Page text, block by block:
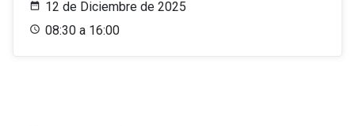
12 de Diciembre de 2025
08:30 a 16:00